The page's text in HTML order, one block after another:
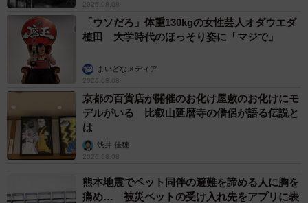
2026.08.08
「ウソだろ」体重130kgの女性芸人オダウエダ
植田 大学時代のほっそり姿に「マジで」
まいどなメディア
2026.08.08
京都の百貨店が開催のお化け屋敷のお化けにモ
デルがいる 比叡山延暦寺の僧侶が語る伝説と
は
浅井 佳穂
2026.08.08
熊本地震でペット同伴の避難を諦める人に胸を
痛め… 被災ペットの受け入れ先をアプリに表